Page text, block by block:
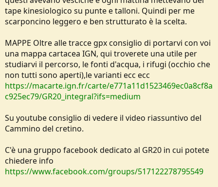
tape kinesiologico su punte e talloni. Quindi per me
scarponcino leggero e ben strutturato è la scelta.
MAPPE Oltre alle tracce gpx consiglio di portarvi con voi
una mappa cartacea IGN, qui troverete una utile per
studiarvi il percorso, le fonti d'acqua, i rifugi (occhio che
non tutti sono aperti),le varianti ecc ecc
https://macarte.ign.fr/carte/e771a11d1523469ec0a8cf8a
c925ec79/GR20_integral?ifs=medium
Su youtube consiglio di vedere il video riassuntivo del
Cammino del cretino.
C'è una gruppo facebook dedicato al GR20 in cui potete
chiedere info
https://www.facebook.com/groups/517122278795549